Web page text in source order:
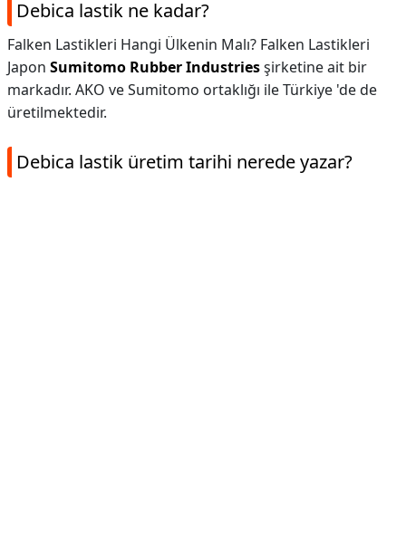
Debica lastik ne kadar?
Falken Lastikleri Hangi Ülkenin Malı? Falken Lastikleri
Japon Sumitomo Rubber Industriesşirketine ait bir
markadır. AKO ve Sumitomo ortaklığı ile Türkiye 'de de
üretilmektedir.
Debica lastik üretim tarihi nerede yazar?